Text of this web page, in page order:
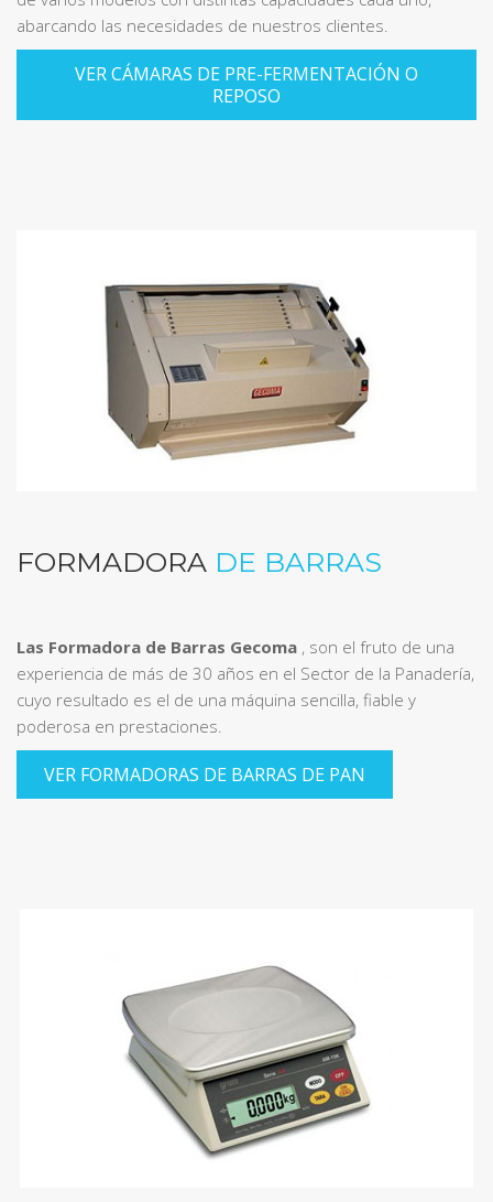
abarcando las necesidades de nuestros clientes.
VER CÁMARAS DE PRE-FERMENTACIÓN O
REPOSO
FORMADORA DE BARRAS
Las Formadora de Barras Gecoma , son el fruto de una
experiencia de más de 30 años en el Sector de la Panadería,
cuyo resultado es el de una máquina sencilla, fiable y
poderosa en prestaciones.
VER FORMADORAS DE BARRAS DE PAN